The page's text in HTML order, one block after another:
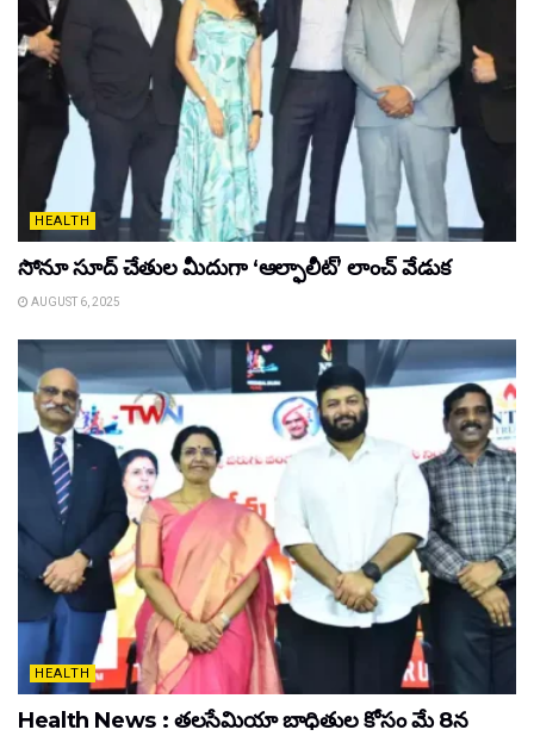
HEALTH
సోనూ సూద్ చేతుల మీదుగా ‘ఆల్ఫాలీట్’ లాంచ్ వేడుక
AUGUST 6, 2025
HEALTH
Health News : తలసేమియా బాధితుల కోసం మే 8న